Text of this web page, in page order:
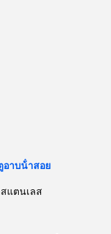
อาบน้ําสอย
แตนเลส